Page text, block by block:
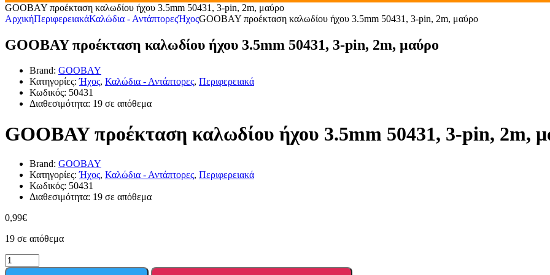
GOOBAY προέκταση καλωδίου ήχου 3.5mm 50431, 3-pin, 2m, μαύρο
ΑρχικήΠεριφερειακάΚαλώδια - ΑντάπτορεςΉχοςGOOBAY προέκταση καλωδίου ήχου 3.5mm 50431, 3-pin, 2m, μαύρο
GOOBAY προέκταση καλωδίου ήχου 3.5mm 50431, 3-pin, 2m, μαύρο
Brand: GOOBAY
Κατηγορίες: Ήχος, Καλώδια - Αντάπτορες, Περιφερειακά
Κωδικός: 50431
Διαθεσιμότητα: 19 σε απόθεμα
GOOBAY προέκταση καλωδίου ήχου 3.5mm 50431, 3-pin, 2m,
Brand: GOOBAY
Κατηγορίες: Ήχος, Καλώδια - Αντάπτορες, Περιφερειακά
Κωδικός: 50431
Διαθεσιμότητα: 19 σε απόθεμα
0,99€
19 σε απόθεμα